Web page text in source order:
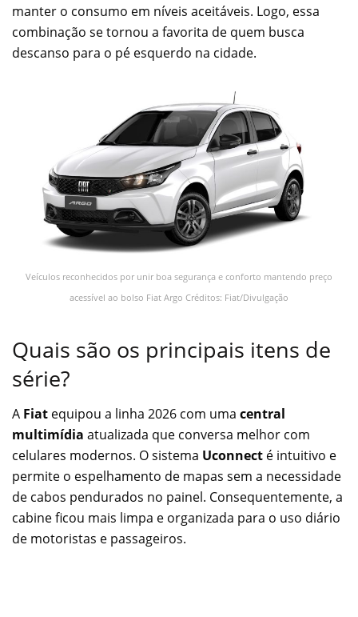
manter o consumo em níveis aceitáveis. Logo, essa
combinação se tornou a favorita de quem busca
descanso para o pé esquerdo na cidade.
Veículos reconhecidos por unir boa segurança e conforto mantendo preço
acessível ao bolso Fiat Argo Créditos: Fiat/Divulgação
Quais são os principais itens de
série?
A Fiat equipou a linha 2026 com uma central
multimídia atualizada que conversa melhor com
celulares modernos. O sistema Uconnect é intuitivo e
permite o espelhamento de mapas sem a necessidade
de cabos pendurados no painel. Consequentemente, a
cabine ficou mais limpa e organizada para o uso diário
de motoristas e passageiros.